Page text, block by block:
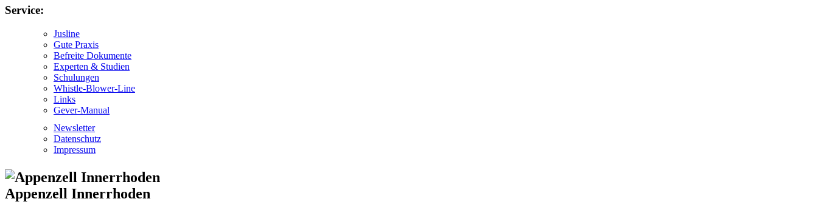
Service:
Jusline
Gute Praxis
Befreite Dokumente
Experten & Studien
Schulungen
Whistle-Blower-Line
Links
Gever-Manual
Newsletter
Datenschutz
Impressum
Appenzell Innerrhoden